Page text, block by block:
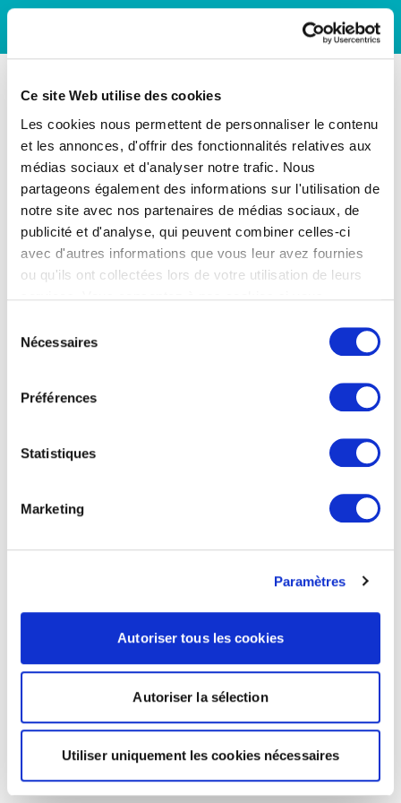
Ce site Web utilise des cookies
Les cookies nous permettent de personnaliser le contenu
et les annonces, d'offrir des fonctionnalités relatives aux
médias sociaux et d'analyser notre trafic. Nous
partageons également des informations sur l'utilisation de
notre site avec nos partenaires de médias sociaux, de
publicité et d'analyse, qui peuvent combiner celles-ci
avec d'autres informations que vous leur avez fournies
ou qu'ils ont collectées lors de votre utilisation de leurs
Nécessaires
Préférences
Statistiques
Marketing
Paramètres
Autoriser tous les cookies
Autoriser la sélection
Utiliser uniquement les cookies nécessaires